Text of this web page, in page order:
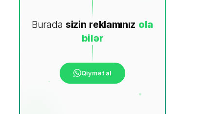
Burada sizin reklamınız ola
bilər
Qiymət al